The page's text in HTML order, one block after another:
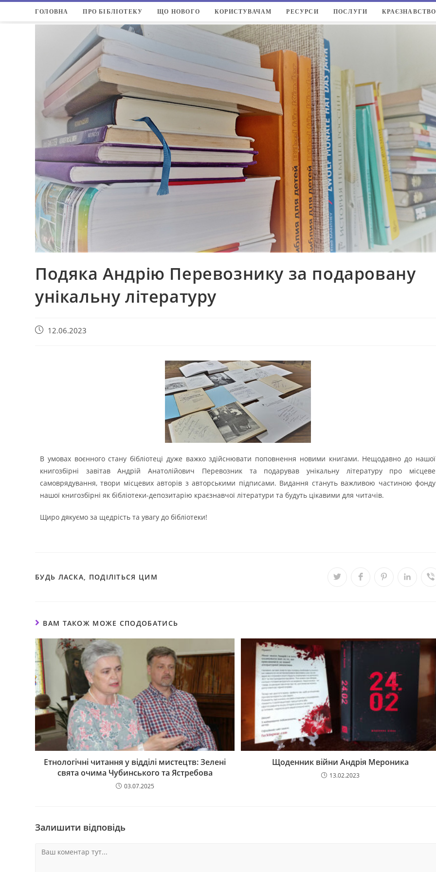
ГОЛОВНА ПРО БІБЛІОТЕКУ ЩО НОВОГО КОРИСТУВАЧАМ РЕСУРСИ ПОСЛУГИ КРАЄЗНАВСТВО
Подяка Андрію Перевознику за подаровану
унікальну літературу
12.06.2023
В умовах воєнного стану бібліотеці дуже важко здійснювати поповнення новими книгами. Нещодавно до нашої
книгозбірні завітав Андрій Анатолійович Перевозник та подарував унікальну літературу про місцеве
самоврядування, твори місцевих авторів з авторськими підписами. Видання стануть важливою частиною фонду
нашої книгозбірні як бібліотеки-депозитарію краєзнавчої літератури та будуть цікавими для читачів.
Щиро дякуємо за щедрість та увагу до бібліотеки!
БУДЬ ЛАСКА, ПОДІЛІТЬСЯ ЦИМ
ВАМ ТАКОЖ МОЖЕ СПОДОБАТИСЬ
Етнологічні читання у відділі мистецтв: Зелені
свята очима Чубинського та Ястребова
03.07.2025
Щоденник війни Андрія Мероника
13.02.2023
Залишити відповідь